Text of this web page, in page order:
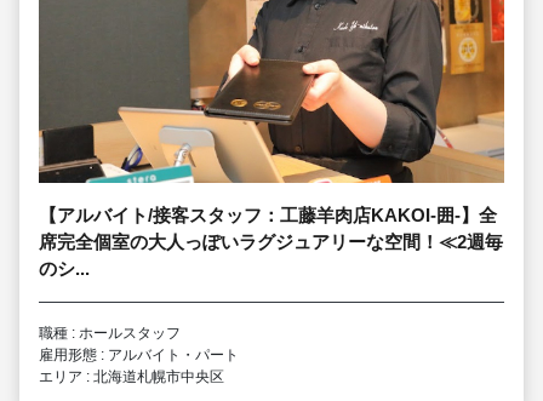
【アルバイト/接客スタッフ：工藤羊肉店KAKOI-囲-】全
席完全個室の大人っぽいラグジュアリーな空間！≪2週毎
のシ...
職種 : ホールスタッフ
雇用形態 : アルバイト・パート
エリア : 北海道札幌市中央区